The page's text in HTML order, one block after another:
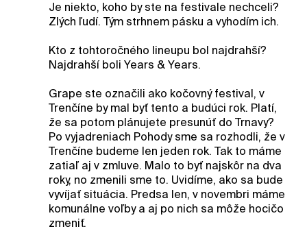
Je niekto, koho by ste na festivale nechceli?
Zlých ľudí. Tým strhnem pásku a vyhodím ich.
Kto z tohtoročného lineupu bol najdrahší?
Najdrahší boli Years & Years.
Grape ste označili ako kočovný festival, v
Trenčíne by mal byť tento a budúci rok. Platí,
že sa potom plánujete presunúť do Trnavy?
Po vyjadreniach Pohody sme sa rozhodli, že v
Trenčíne budeme len jeden rok. Tak to máme
zatiaľ aj v zmluve. Malo to byť najskôr na dva
roky, no zmenili sme to. Uvidíme, ako sa bude
vyvíjať situácia. Predsa len, v novembri máme
komunálne voľby a aj po nich sa môže hocičo
zmeniť.